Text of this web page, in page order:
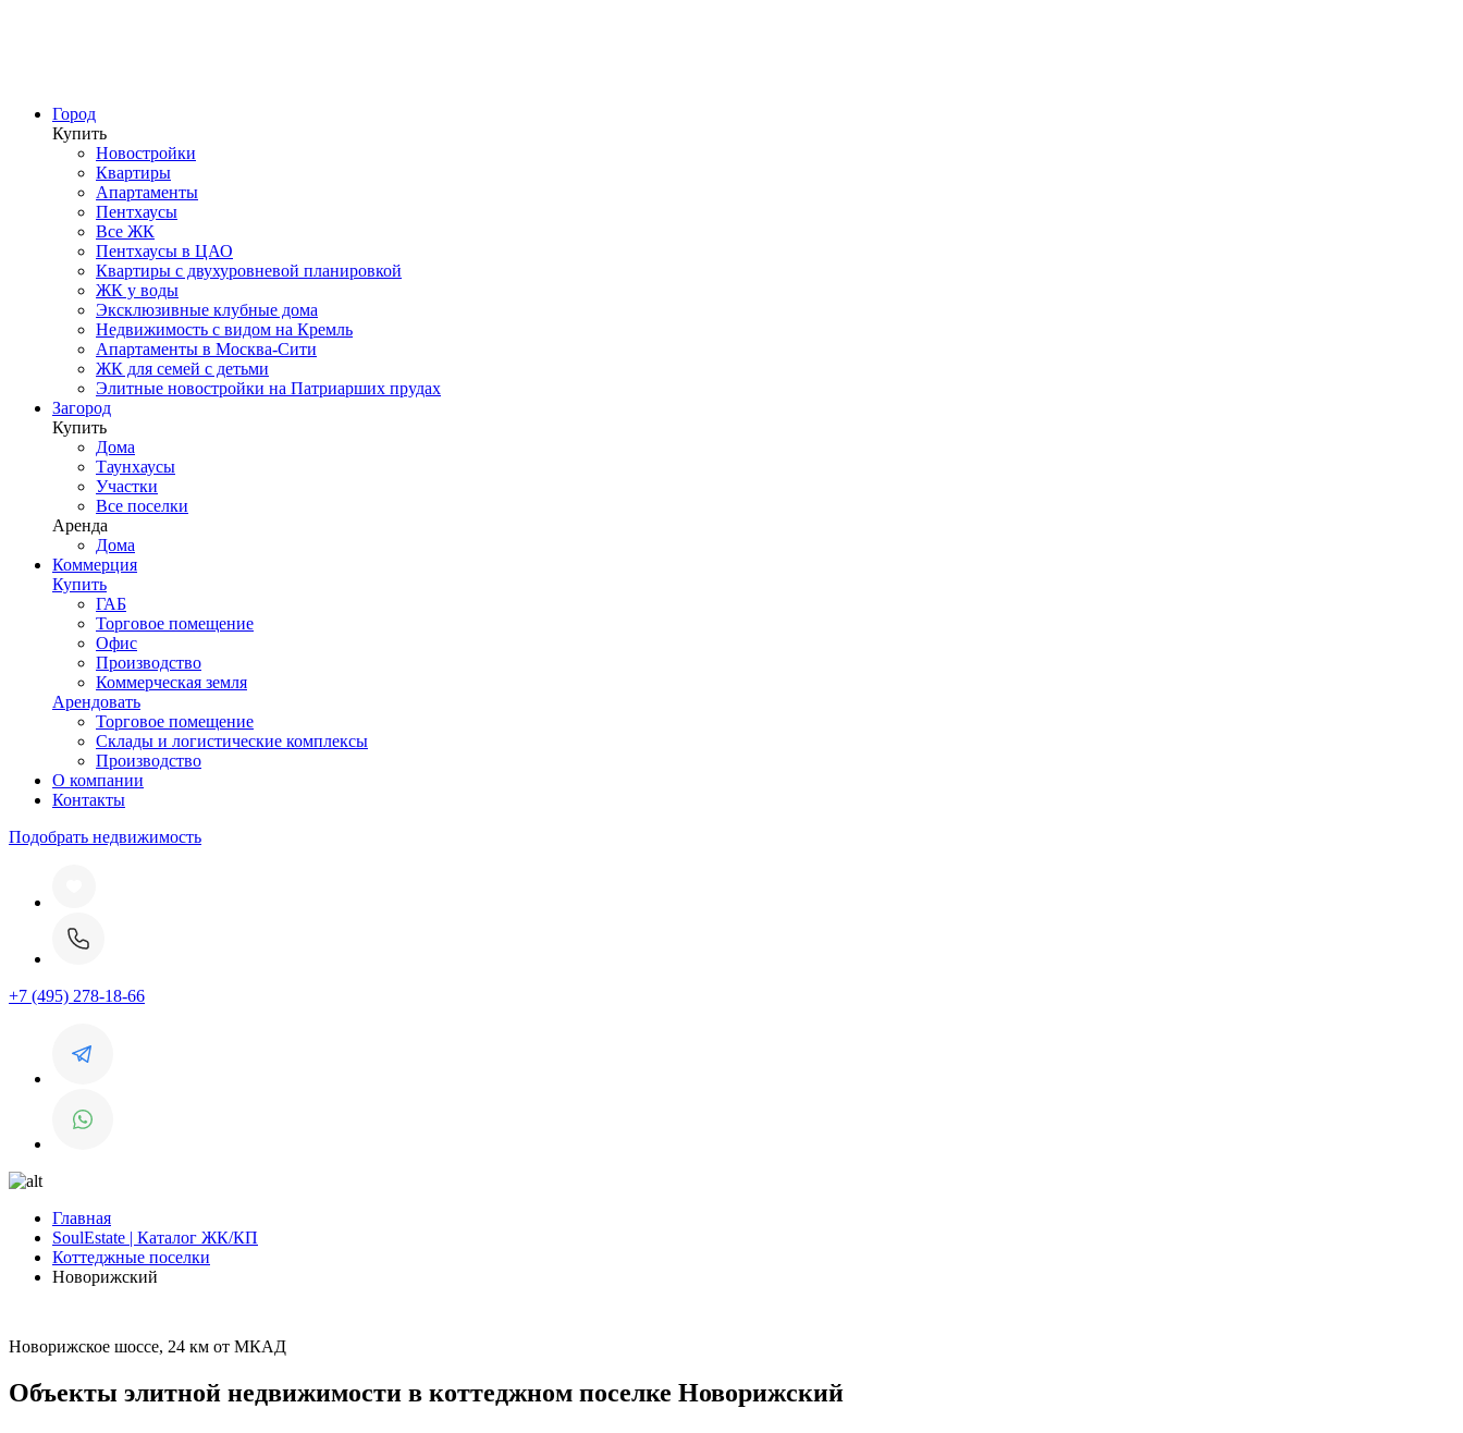
Город
Купить
Новостройки
Квартиры
Апартаменты
Пентхаусы
Все ЖК
Пентхаусы в ЦАО
Квартиры с двухуровневой планировкой
ЖК у воды
Эксклюзивные клубные дома
Недвижимость с видом на Кремль
Апартаменты в Москва-Сити
ЖК для семей с детьми
Элитные новостройки на Патриарших прудах
Загород
Купить
Дома
Таунхаусы
Участки
Все поселки
Аренда
Дома
Коммерция
Купить
ГАБ
Торговое помещение
Офис
Производство
Коммерческая земля
Арендовать
Торговое помещение
Склады и логистические комплексы
Производство
О компании
Контакты
Подобрать недвижимость
+7 (495) 278-18-66
Главная
SoulEstate | Каталог ЖК/КП
Коттеджные поселки
Новорижский
Новорижское шоссе, 24 км от МКАД
Объекты элитной недвижимости в коттеджном поселке Новорижский